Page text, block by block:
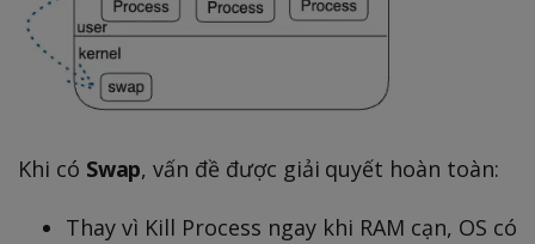
Khi có Swap, vấn đề được giải quyết hoàn toàn:
Thay vì Kill Process ngay khi RAM cạn, OS có